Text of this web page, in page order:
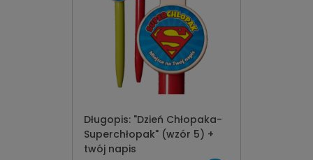
Długopis: "Dzień Chłopaka-
Superchłopak" (wzór 5) +
twój napis